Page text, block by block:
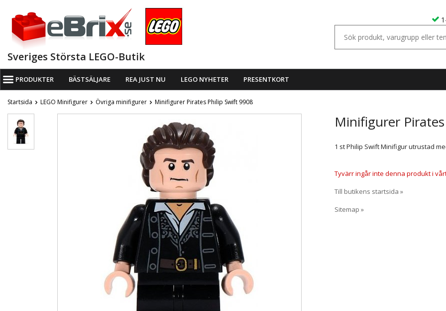
Sveriges Största LEGO-Butik
PRODUKTER BÄSTSÄLJARE REA JUST NU LEGO NYHETER PRESENTKORT
Startsida LEGO Minifigurer Övriga minifigurer Minifigurer Pirates Philip Swift 9908
Minifigurer
1 st Philip Swift Minifigur utrustad
Tyvärr ingår inte denna produkt i
Till butikens startsida »
Sitemap »